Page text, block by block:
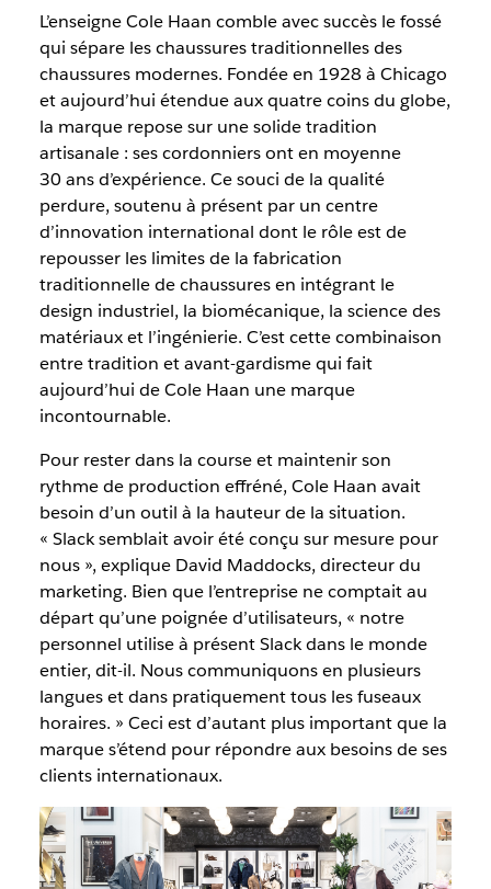
L’enseigne Cole Haan comble avec succès le fossé
qui sépare les chaussures traditionnelles des
chaussures modernes. Fondée en 1928 à Chicago
et aujourd’hui étendue aux quatre coins du globe,
la marque repose sur une solide tradition
artisanale : ses cordonniers ont en moyenne
30 ans d’expérience. Ce souci de la qualité
perdure, soutenu à présent par un centre
d’innovation international dont le rôle est de
repousser les limites de la fabrication
traditionnelle de chaussures en intégrant le
design industriel, la biomécanique, la science des
matériaux et l’ingénierie. C’est cette combinaison
entre tradition et avant-gardisme qui fait
aujourd’hui de Cole Haan une marque
incontournable.
Pour rester dans la course et maintenir son
rythme de production effréné, Cole Haan avait
besoin d’un outil à la hauteur de la situation.
« Slack semblait avoir été conçu sur mesure pour
nous », explique David Maddocks, directeur du
marketing. Bien que l’entreprise ne comptait au
départ qu’une poignée d’utilisateurs, « notre
personnel utilise à présent Slack dans le monde
entier, dit-il. Nous communiquons en plusieurs
langues et dans pratiquement tous les fuseaux
horaires. » Ceci est d’autant plus important que la
marque s’étend pour répondre aux besoins de ses
clients internationaux.